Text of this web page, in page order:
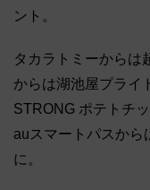
ント。
タカラトミーからは
からは湖池屋プライ
STRONG ポテトチ
auスマートパスから
に。